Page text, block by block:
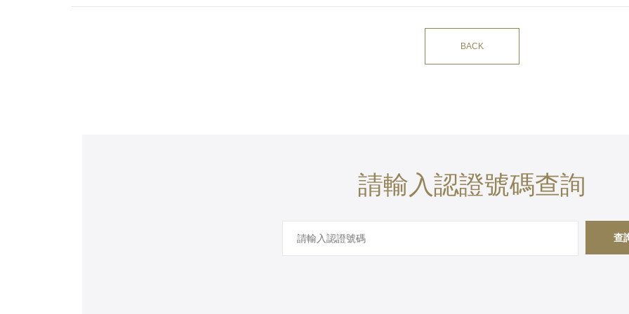
BACK
請輸入認證號碼查詢
查